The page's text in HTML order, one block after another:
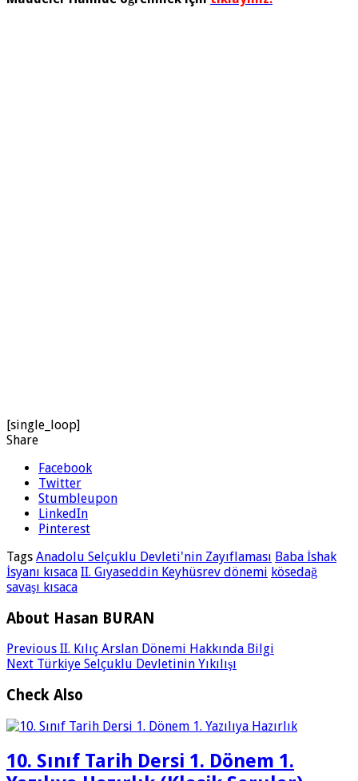
[single_loop]
Share
Facebook
Twitter
Stumbleupon
LinkedIn
Pinterest
Tags Anadolu Selçuklu Devleti'nin Zayıflaması Baba İshak
İsyanı kısaca II. Gıyaseddin Keyhüsrev dönemi kösedağ
savaşı kısaca
About Hasan BURAN
Previous II. Kılıç Arslan Dönemi Hakkında Bilgi
Next Türkiye Selçuklu Devletinin Yıkılışı
Check Also
10. Sınıf Tarih Dersi 1. Dönem 1.